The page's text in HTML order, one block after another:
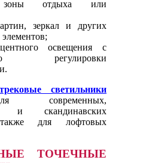
зоны отдыха или
зеркал и других
освещения с
регулировки
трековые светильники
современных,
и скандинавских
для лофтовых
ТОЧЕЧНЫЕ